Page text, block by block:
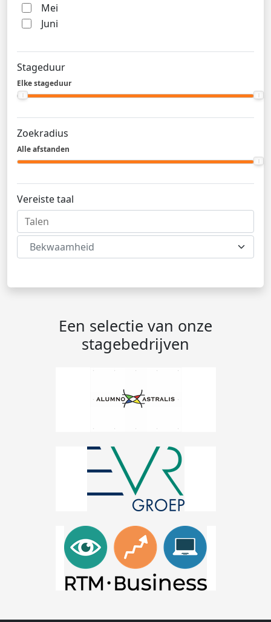
Mei
Juni
Stageduur
Elke stageduur
Zoekradius
Alle afstanden
Vereiste taal
Bekwaamheid
Een selectie van onze
stagebedrijven